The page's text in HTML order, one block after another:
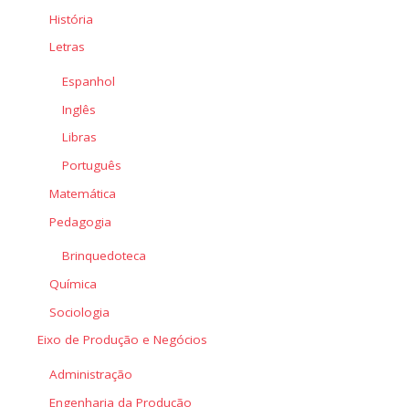
História
Letras
Espanhol
Inglês
Libras
Português
Matemática
Pedagogia
Brinquedoteca
Química
Sociologia
Eixo de Produção e Negócios
Administração
Engenharia da Produção